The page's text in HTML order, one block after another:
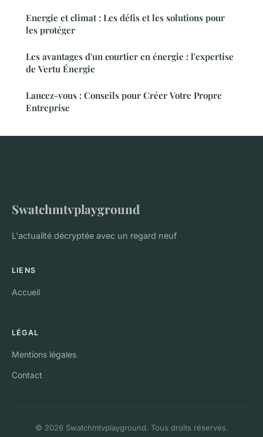
Energie et climat : Les défis et les solutions pour
les protéger
Les avantages d'un courtier en énergie : l'expertise
de Vertu Énergie
Lancez-vous : Conseils pour Créer Votre Propre
Entreprise
Swatchmtvplayground
L'actualité décryptée avec un regard neuf
LIENS
Accueil
LÉGAL
Mentions légales
Contact
© 2026 Swatchmtvplayground. Tous droits réservés.